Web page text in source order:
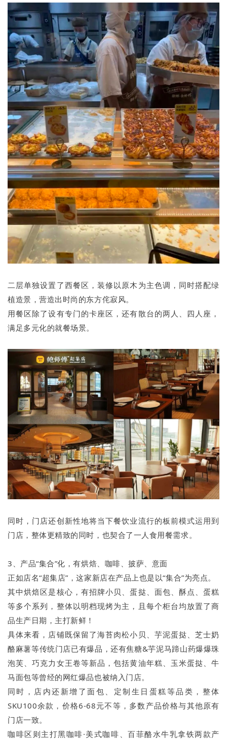
二层单独设置了西餐区，装修以原木为主色调，同时搭配绿
植造景，营造出时尚的东方侘寂风。
用餐区除了设有专门的卡座区，还有散台的两人、四人座，
满足多元化的就餐场景。
同时，门店还创新性地将当下餐饮业流行的板前模式运用到
门店，整体更精致的同时，也契合了一人食用餐需求。
3、产品“集合”化，有烘焙、咖啡、披萨、意面
正如店名“超集店”，这家新店在产品上也是以“集合”为亮点。
其中烘焙区是核心，有招牌小贝、蛋挞、面包、酥点、蛋糕
等多个系列，整体以明档现烤为主，且每个柜台均放置了商
品生产日期，主打新鲜！
具体来看，店铺既保留了海苔肉松小贝、芋泥蛋挞、芝士奶
酪麻薯等传统门店已有爆品，还有焦糖&芋泥马蹄山药爆爆珠
泡芙、巧克力女王卷等新品，包括黄油年糕、玉米蛋挞、牛
马面包等曾经的网红爆品也被纳入门店。
同时，店内还新增了面包、定制生日蛋糕等品类，整体
SKU100余款，价格6-68元不等，多数产品价格与其他原有
门店一致。
咖啡区则主打黑咖啡·美式咖啡、百菲酪水牛乳拿铁两款产